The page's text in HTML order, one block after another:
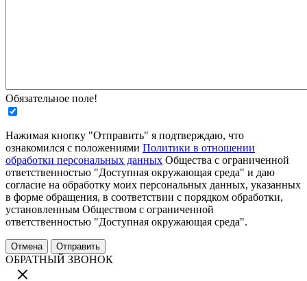
Обязательное поле!
Нажимая кнопку "Отправить" я подтверждаю, что
ознакомился с положениями Политики в отношении
обработки персональных данных Общества с ограниченной
ответственностью "Доступная окружающая среда" и даю
согласие на обработку моих персональных данных, указанных
в форме обращения, в соответствии с порядком обработки,
установленным Обществом с ограниченной
ответственностью "Доступная окружающая среда".
ОБРАТНЫЙ ЗВОНОК